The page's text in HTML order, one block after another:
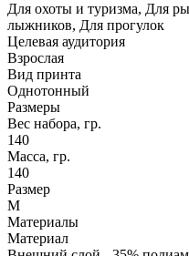
Для охоты и туризма, Для
лыжников, Для прогулок
Целевая аудитория
Взрослая
Вид принта
Однотонный
Размеры
Вес набора, гр.
140
Масса, гр.
140
Размер
M
Материалы
Материал